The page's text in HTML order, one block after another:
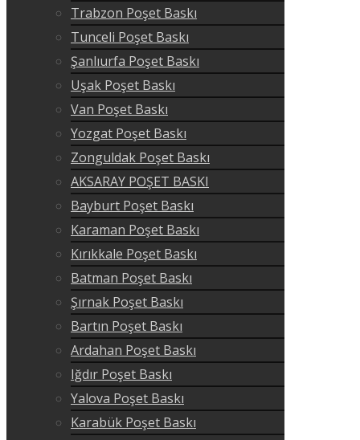
Trabzon Poşet Baskı
Tunceli Poşet Baskı
Şanlıurfa Poşet Baskı
Uşak Poşet Baskı
Van Poşet Baskı
Yozgat Poşet Baskı
Zonguldak Poşet Baskı
AKSARAY POŞET BASKI
Bayburt Poşet Baskı
Karaman Poşet Baskı
Kırıkkale Poşet Baskı
Batman Poşet Baskı
Şırnak Poşet Baskı
Bartın Poşet Baskı
Ardahan Poşet Baskı
Iğdır Poşet Baskı
Yalova Poşet Baskı
Karabük Poşet Baskı